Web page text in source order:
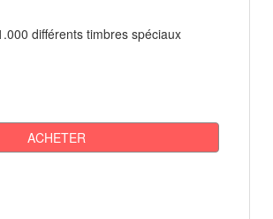
différents timbres spéciaux
ACHETER